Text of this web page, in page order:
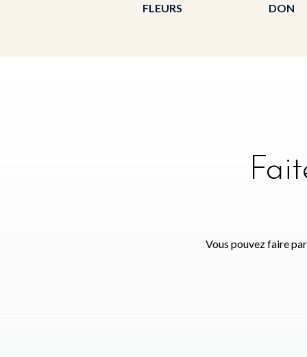
FLEURS
DON
Vous pouvez faire